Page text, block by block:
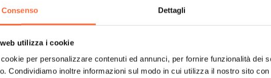
Consenso Dettagli
utilizza i cookie
per personalizzare contenuti ed annunci, per fornire funzionalità dei
Condividiamo inoltre informazioni sul modo in cui utilizza il nostro sito